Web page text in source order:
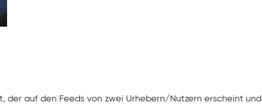
der auf den Feeds von zwei Urhebern/Nutzern erscheint